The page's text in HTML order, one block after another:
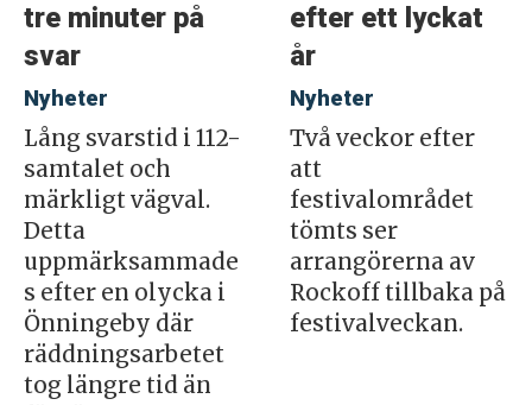
tre minuter på
svar
Nyheter
Lång svarstid i 112-
samtalet och
märkligt vägval.
Detta
uppmärksammade
s efter en olycka i
Önningeby där
räddningsarbetet
tog längre tid än
efter ett lyckat
år
Nyheter
Två veckor efter
att
festivalområdet
tömts ser
arrangörerna av
Rockoff tillbaka på
festivalveckan.